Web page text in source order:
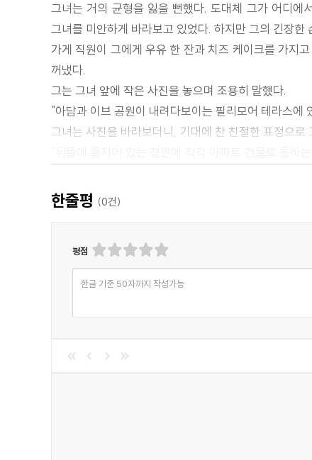
그녀는 거의 균형을 잃을 뻔했다. 도대체 그가 어디
그녀를 미안하게 바라보고 있었다. 하지만 그의 긴장
가게 직원이 그에게 우유 한 잔과 치즈 케이크를 가지
꺼냈다.
그는 그녀 앞에 작은 사진을 놓으며 조용히 말했다.
"아담과 이브 공원이 내려다보이는 필리모어 테라스에
그녀는 사진을 바라보더니, 기대에 찬 친절한 표정으로
"뒤뜰에 줄지어 있는 정원에 각각 아파트 건물로 통
21번 순찰 경찰관은 공원 근처의 긴 수직 거리와 짧은
한 남자가 흥분한 채로 달려 나왔고, D21이 개입할
새롭게 등장한 남자가 미친 듯이 '도둑이야! 도둑이다!
<추천평>
- motisha, Goodreads 독자
"너무 짧기 때문에, 인물성이 두드러지게 드러나지 않
한줄평 (0건)
평점
한글 기준 50자까지 작성가능